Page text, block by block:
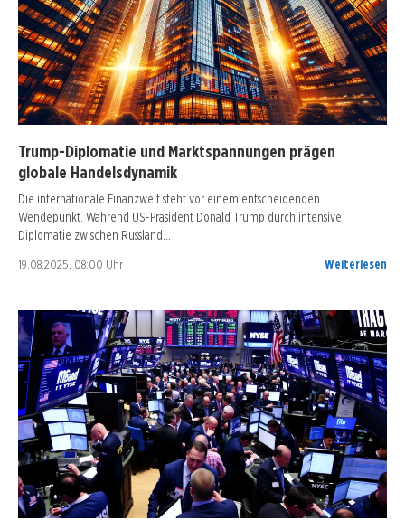
Trump-Diplomatie und Marktspannungen prägen
globale Handelsdynamik
Die internationale Finanzwelt steht vor einem entscheidenden
Wendepunkt. Während US-Präsident Donald Trump durch intensive
Diplomatie zwischen Russland…
19.08.2025, 08:00 Uhr Weiterlesen